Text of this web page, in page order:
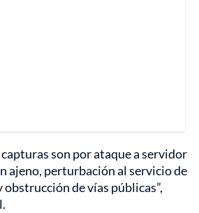
son por ataque a servidor
ajeno, perturbación al servicio de
de vías públicas”,